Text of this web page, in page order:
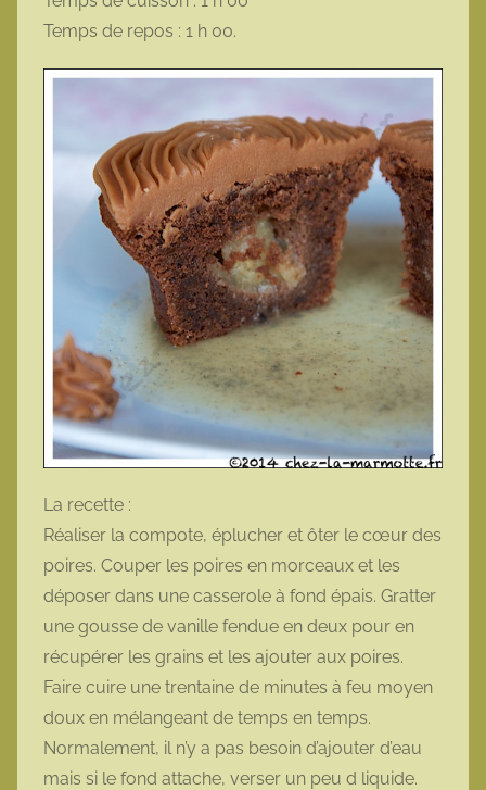
Temps de repos : 1 h 00.
La recette :
Réaliser la compote, éplucher et ôter le cœur des
poires. Couper les poires en morceaux et les
déposer dans une casserole à fond épais. Gratter
une gousse de vanille fendue en deux pour en
récupérer les grains et les ajouter aux poires.
Faire cuire une trentaine de minutes à feu moyen
doux en mélangeant de temps en temps.
Normalement, il n’y a pas besoin d’ajouter d’eau
mais si le fond attache, verser un peu d liquide.